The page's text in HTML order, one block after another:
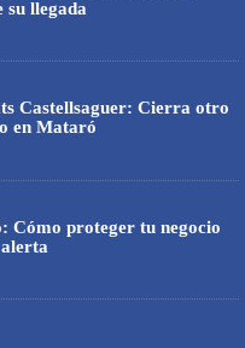
su llegada
Castellsaguer: Cierra otro
en Mataró
Cómo proteger tu negocio